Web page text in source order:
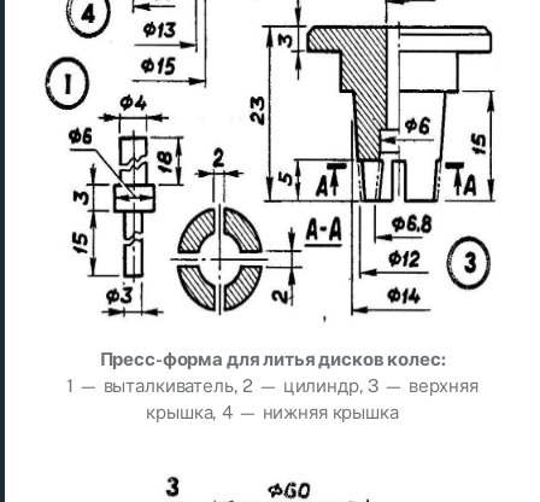
Пресс-форма для литья дисков колес:
1 — выталкиватель, 2 — цилиндр, 3 — верхняя
крышка, 4 — нижняя крышка